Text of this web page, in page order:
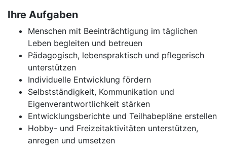
Ihre Aufgaben
Menschen mit Beeinträchtigung im täglichen
Leben begleiten und betreuen
Pädagogisch, lebenspraktisch und pflegerisch
unterstützen
Individuelle Entwicklung fördern
Selbstständigkeit, Kommunikation und
Eigenverantwortlichkeit stärken
Entwicklungsberichte und Teilhabepläne erstellen
Hobby- und Freizeitaktivitäten unterstützen,
anregen und umsetzen